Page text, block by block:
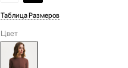
Таблица Размеров
Цвет